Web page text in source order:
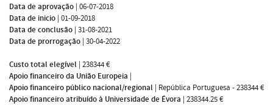
Data de aprovação | 06-07-2018
Data de inicio | 01-09-2018
Data de conclusão | 31-08-2021
Data de prorrogação | 30-04-2022
Custo total elegível | 238344 €
Apoio financeiro da União Europeia |
Apoio financeiro público nacional/regional | República Portuguesa - 238344 €
Apoio financeiro atribuído à Universidade de Évora | 238344.25 €